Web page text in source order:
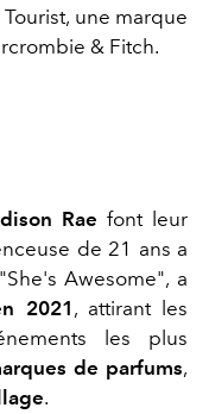
une marque
& Fitch.
Rae font leur
de 21 ans a
Awesome", a
2021 , attirant les
les plus
de parfums,
.